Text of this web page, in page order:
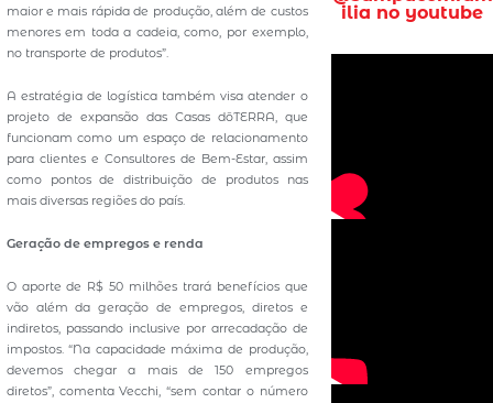
maior e mais rápida de produção, além de custos
menores em toda a cadeia, como, por exemplo,
no transporte de produtos”.
A estratégia de logística também visa atender o
projeto de expansão das Casas dōTERRA, que
funcionam como um espaço de relacionamento
para clientes e Consultores de Bem-Estar, assim
como pontos de distribuição de produtos nas
mais diversas regiões do país.
Geração de empregos e renda
O aporte de R$ 50 milhões trará benefícios que
vão além da geração de empregos, diretos e
indiretos, passando inclusive por arrecadação de
impostos. “Na capacidade máxima de produção,
devemos chegar a mais de 150 empregos
diretos”, comenta Vecchi, “sem contar o número
ilia no youtube